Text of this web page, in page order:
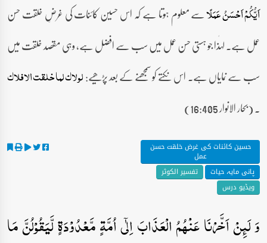
اَیُّکُمۡ اَحۡسَنُ عَمَلًاسے معلوم ہوتا ہے کہ اس حسین کائنات کی غرضِ خلقت حسن
عمل ہے۔ لہٰذا جو ہستی حسن عمل میں سب سے افضل ہے، وہی مقصد خلقت میں
سب سے نمایاں ہے۔ اس نکتے کو سمجھنے کے بعد پڑھیے:لولاک لما خلقت الافلاک
۔ (بحار الانوار 16:405)
حسین کائنات کی غرض خلقت حسن
عمل
پانی مایہ حیات
تفسیر الکوثر
ویڈیو درس
وَ لَئِنۡ اَخَّرۡنَا عَنۡہُمُ الۡعَذَابَ اِلٰۤی اُمَّۃٍ مَّعۡدُوۡدَۃٍ لَّیَقُوۡلُنَّ مَا